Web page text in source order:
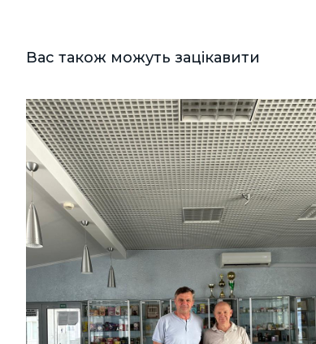
Вас також можуть зацікавити